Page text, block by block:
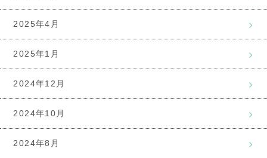
2025年4月
2025年1月
2024年12月
2024年10月
2024年8月